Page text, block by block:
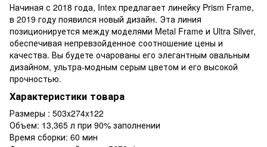
Начиная с 2018 года, Intex предлагает линейку Prism Frame,
в 2019 году появился новый дизайн. Эта линия
позиционируется между моделями Metal Frame и Ultra Silver,
обеспечивая непревзойденное соотношение цены и
качества. Вы будете очарованы его элегантным овальным
дизайном, ультра-модным серым цветом и его высокой
прочностью.
Характеристики товара
Размеры : 503x274x122
Объем: 13,365 л при 90% заполнении
Время сборки: 60 мин